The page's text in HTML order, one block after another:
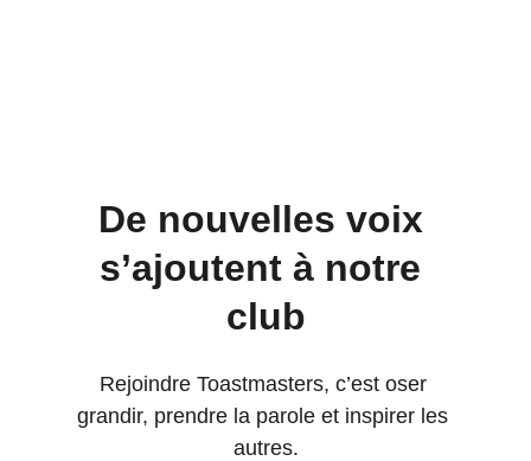
De nouvelles voix
s’ajoutent à notre
club
Rejoindre Toastmasters, c’est oser
grandir, prendre la parole et inspirer les
autres.